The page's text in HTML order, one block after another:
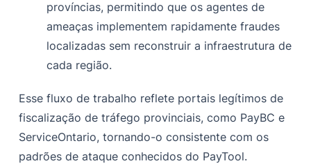
províncias, permitindo que os agentes de
ameaças implementem rapidamente fraudes
localizadas sem reconstruir a infraestrutura de
cada região.
Esse fluxo de trabalho reflete portais legítimos de
fiscalização de tráfego provinciais, como PayBC e
ServiceOntario, tornando-o consistente com os
padrões de ataque conhecidos do PayTool.